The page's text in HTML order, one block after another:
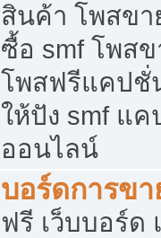
สินค้า โพสขา
ซื้อ smf โพส
โพสฟรีแคปชั่
ให้ปัง smf แ
ออนไลน์
บอร์ดการข
ฟรี เว็บบอร์ด